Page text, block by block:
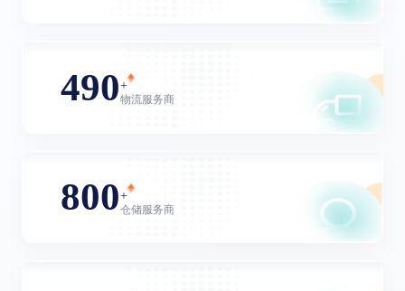
490+
物流服务商
800+
仓储服务商